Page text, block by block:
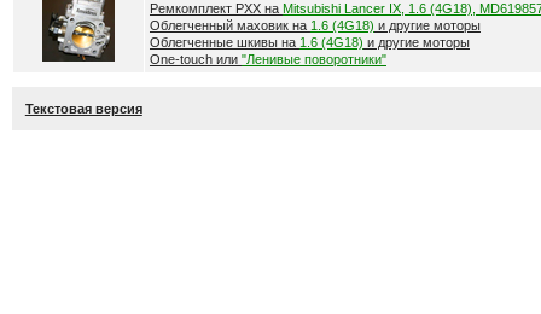
Ремкомплект РХХ на Mitsubishi Lancer IX, 1.6 (4G18),
Облегченный маховик на 1.6 (4G18) и другие моторы
Облегченные шкивы на 1.6 (4G18) и другие моторы
One-touch или "Ленивые поворотники"
Текстовая версия